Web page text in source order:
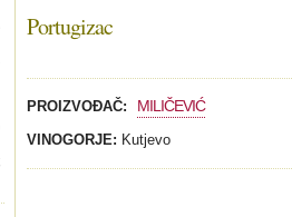
Portugizac
PROIZVOĐAČ: MILIČEVIĆ
VINOGORJE: Kutjevo